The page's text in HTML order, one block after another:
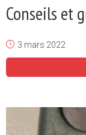
Conseils et
3 mars 2022